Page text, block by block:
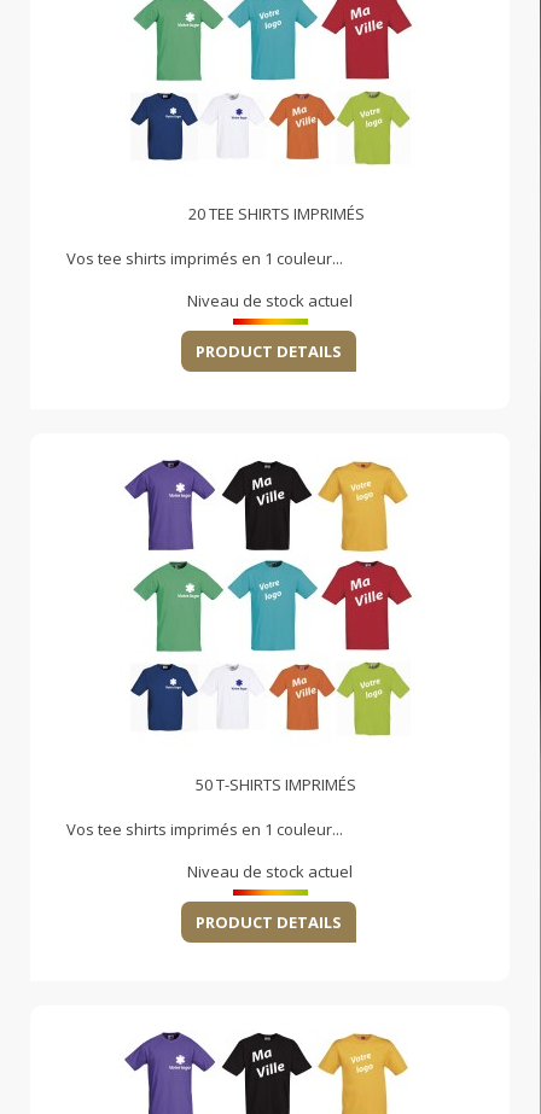
20 TEE SHIRTS IMPRIMÉS
Vos tee shirts imprimés en 1 couleur...
Niveau de stock actuel
PRODUCT DETAILS
50 T-SHIRTS IMPRIMÉS
Vos tee shirts imprimés en 1 couleur...
Niveau de stock actuel
PRODUCT DETAILS